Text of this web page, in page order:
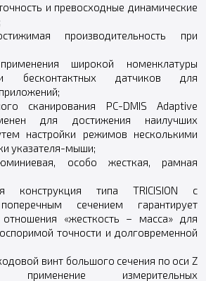
и превосходные динамические
производительность при
широкой номенклатуры
бесконтактных датчиков для
сканирования PC-DMIS Adaptive
для достижения наилучших
настройки режимов несколькими
указателя-мыши;
особо жесткая, рамная
конструкция типа TRICISION с
сечением гарантирует
отношения «жесткость – масса» для
точности и долговременной
винт большого сечения по оси Z
применение измерительных